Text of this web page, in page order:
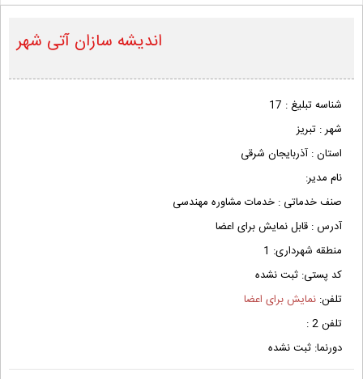
اندیشه سازان آتی شهر
شناسه تبلیغ : 17
شهر : تبریز
استان : آذربایجان شرقی
نام مدیر:
صنف خدماتی : خدمات مشاوره مهندسی
آدرس : قابل نمایش برای اعضا
منطقه شهرداری: 1
کد پستی: ثبت نشده
تلفن: نمایش برای اعضا
تلفن 2 :
دورنما: ثبت نشده